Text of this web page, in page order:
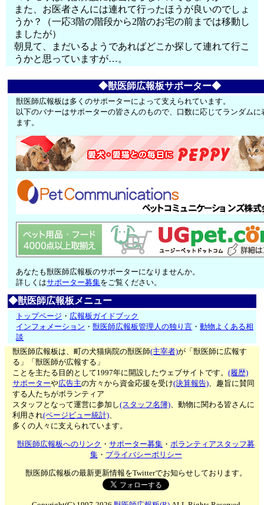
また、お医者さんには連れて行ったほうが良いのでしょ
うか？（一応3階の階段から2階のお宅の前までは移動し
ましたが）
朝見て、まだいるようであればどこか探して連れて行こ
うかと思っていますが…。
◆獣医師広報板サポーター◆
獣医師広報板は多くのサポーターによって支えられています。
以下のバナーはサポーターの皆さんのもので、口数に応じてランダムに
ます。
あなたも獣医師広報板のサポーターになりませんか。
詳しくはサポーター募集をご覧ください。
◆獣医師広報板メニュー
トップページ ・ 広報板ガイドブック
インフォメーション ・獣医師広報板管理人の独り言 ・動物よくある相
談
獣医師広報板は、町の犬猫病院の獣医師(主宰者)が「獣医師に広報す
る」「獣医師が広報する」
ことを主たる目的として1997年に開設したウェブサイトです。(履歴)
サポーターや広告主の方々から資金応援を受け(決算報告)、趣旨に賛同
する人たちがボランティア
スタッフとなって運営に参加し(スタッフ名簿)、動物に関わる皆さんに
利用され(ページビュー統計)、
多くの人々に支えられています。
獣医師広報板へのリンク ・サポーター募集 ・ボランティアスタッフ募
集・ プライバシーポリシー
獣医師広報板の最新更新情報をTwitterでお知らせしております。